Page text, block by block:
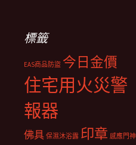
標籤
EAS商品防盜 今日金價
住宅用火災警
報器
佛具 保濕沐浴露 印章 感應門神